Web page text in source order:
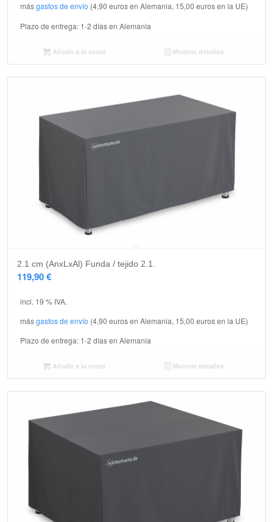
másgastos de envío (4,90 euros en Alemania, 15,00 euros en la UE)
Plazo de entrega: 1-2 días en Alemania
Añadir a la cesta Mostrar detalles
2.1 cm (AnxLxAl) Funda / tejido 2.1.
119,90€
incl. 19 % IVA.
másgastos de envío (4,90 euros en Alemania, 15,00 euros en la UE)
Plazo de entrega: 1-2 días en Alemania
Añadir a la cesta Mostrar detalles